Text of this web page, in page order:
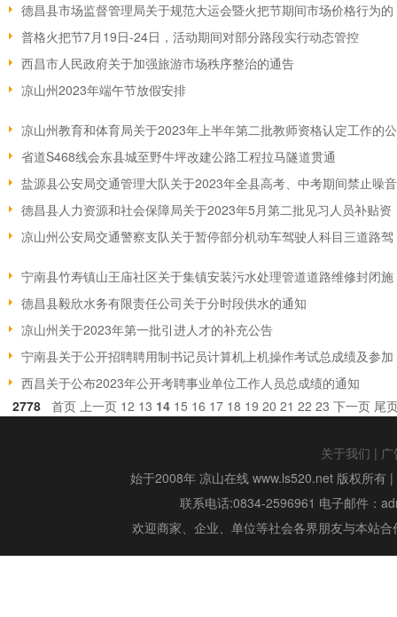
德昌县市场监督管理局关于规范大运会暨火把节期间市场价格行为的
普格火把节7月19日-24日，活动期间对部分路段实行动态管控
西昌市人民政府关于加强旅游市场秩序整治的通告
凉山州2023年端午节放假安排
凉山州教育和体育局关于2023年上半年第二批教师资格认定工作的公
省道S468线会东县城至野牛坪改建公路工程拉马隧道贯通
盐源县公安局交通管理大队关于2023年全县高考、中考期间禁止噪音
德昌县人力资源和社会保障局关于2023年5月第二批见习人员补贴资
凉山州公安局交通警察支队关于暂停部分机动车驾驶人科目三道路驾
宁南县竹寿镇山王庙社区关于集镇安装污水处理管道道路维修封闭施
德昌县毅欣水务有限责任公司关于分时段供水的通知
凉山州关于2023年第一批引进人才的补充公告
宁南县关于公开招聘聘用制书记员计算机上机操作考试总成绩及参加
西昌关于公布2023年公开考聘事业单位工作人员总成绩的通知
2778 首页 上一页 12 13 14 15 16 17 18 19 20 21 22 23 下一页 尾
关于我们 |
始于2008年 凉山在线 www.ls520.net 版权所
联系电话:0834-2596961 电子邮件：
欢迎商家、企业、单位等社会各界朋友与本站